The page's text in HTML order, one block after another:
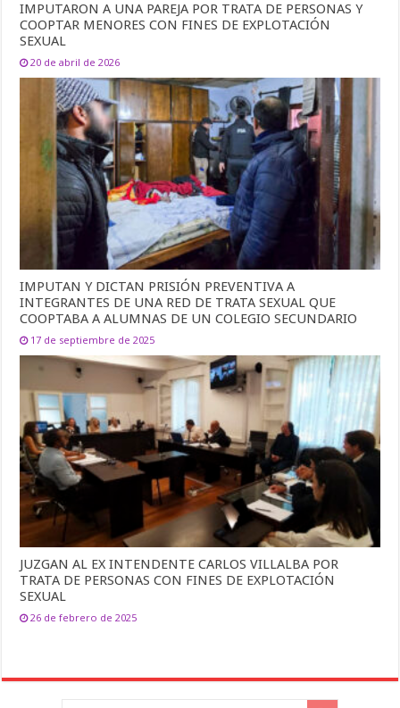
IMPUTARON A UNA PAREJA POR TRATA DE PERSONAS Y
COOPTAR MENORES CON FINES DE EXPLOTACIÓN
SEXUAL
20 de abril de 2026
IMPUTAN Y DICTAN PRISIÓN PREVENTIVA A
INTEGRANTES DE UNA RED DE TRATA SEXUAL QUE
COOPTABA A ALUMNAS DE UN COLEGIO SECUNDARIO
17 de septiembre de 2025
JUZGAN AL EX INTENDENTE CARLOS VILLALBA POR
TRATA DE PERSONAS CON FINES DE EXPLOTACIÓN
SEXUAL
26 de febrero de 2025